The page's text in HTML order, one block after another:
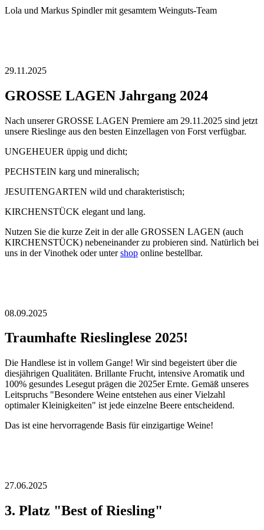
Lola und Markus Spindler mit gesamtem Weinguts-Team
29.11.2025
GROSSE LAGEN Jahrgang 2024
Nach unserer GROSSE LAGEN Premiere am 29.11.2025 sind jetzt
unsere Rieslinge aus den besten Einzellagen von Forst verfügbar.
UNGEHEUER üppig und dicht;
PECHSTEIN karg und mineralisch;
JESUITENGARTEN wild und charakteristisch;
KIRCHENSTÜCK elegant und lang.
Nutzen Sie die kurze Zeit in der alle GROSSEN LAGEN (auch
KIRCHENSTÜCK) nebeneinander zu probieren sind. Natürlich bei
uns in der Vinothek oder untershop online bestellbar.
08.09.2025
Traumhafte Rieslinglese 2025!
Die Handlese ist in vollem Gange! Wir sind begeistert über die
diesjährigen Qualitäten. Brillante Frucht, intensive Aromatik und
100% gesundes Lesegut prägen die 2025er Ernte. Gemäß unseres
Leitspruchs "Besondere Weine entstehen aus einer Vielzahl
optimaler Kleinigkeiten" ist jede einzelne Beere entscheidend.
Das ist eine hervorragende Basis für einzigartige Weine!
27.06.2025
3. Platz "Best of Riesling"